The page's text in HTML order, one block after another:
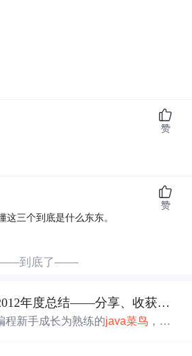
赞
这三个到底是什么东东。
赞
到底了——
年度总结——分享、收获与感恩并存
程新手成长为熟练的java菜鸟 ，通